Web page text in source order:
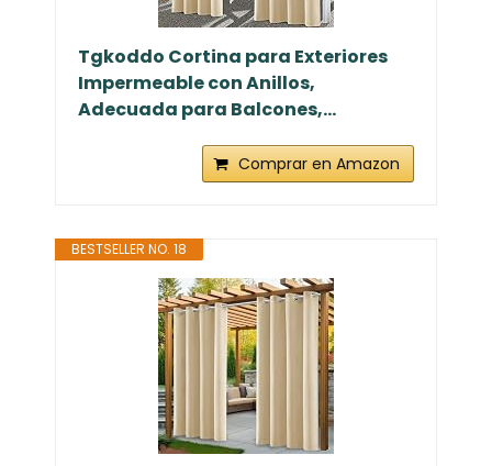
Tgkoddo Cortina para Exteriores
Impermeable con Anillos,
Adecuada para Balcones,...
Comprar en Amazon
BESTSELLER NO. 18